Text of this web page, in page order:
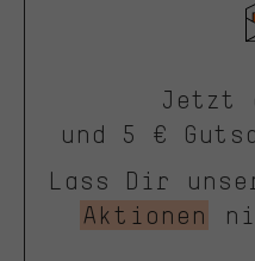
Jetzt
und 5 €
Lass Dir
Aktionen